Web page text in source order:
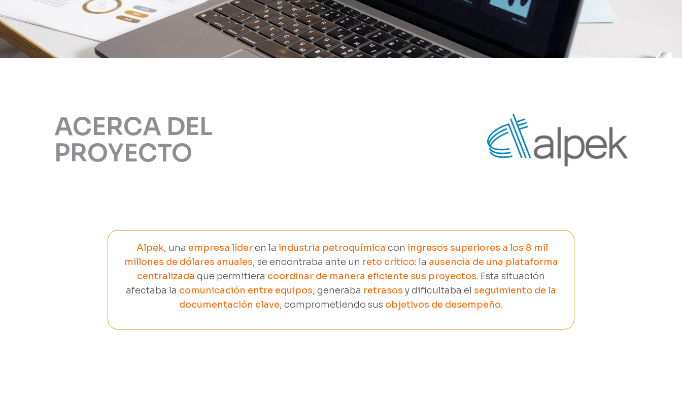
ACERCA DEL
PROYECTO
Alpek, una empresa líderen la industria petroquímica con ingresos superiores a los 8 mil
millones de dólares anuales, se encontraba ante un reto crítico: la ausencia de una plataforma
centralizada que permitiera coordinar de manera eficiente sus proyectos. Esta situación
afectaba la comunicación entre equipos, generaba retrasos y dificultaba el seguimiento de la
documentación clave, comprometiendo sus objetivos de desempeño.